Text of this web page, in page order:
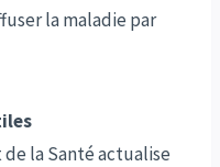
la maladie par
la Santé actualise